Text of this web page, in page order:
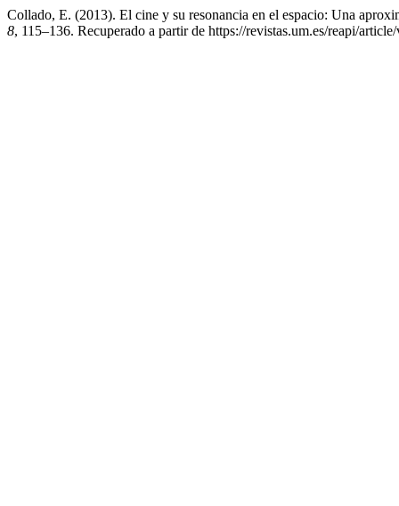
Collado, E. (2013). El cine y su resonancia en el espacio: Una
8, 115–136. Recuperado a partir de https://revistas.um.es/reapi/